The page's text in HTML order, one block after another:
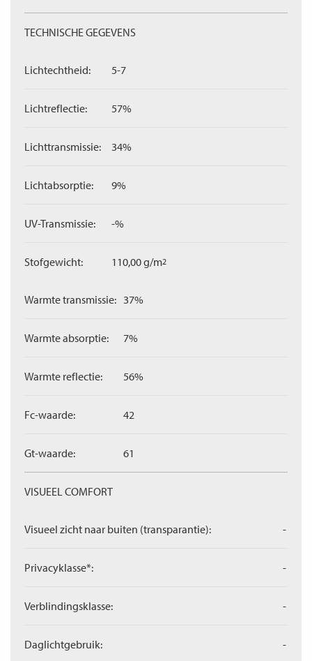
TECHNISCHE GEGEVENS
Lichtechtheid: 5-7
Lichtreflectie: 57%
Lichttransmissie: 34%
Lichtabsorptie: 9%
UV-Transmissie: -%
Stofgewicht: 110,00 g/m2
Warmte transmissie: 37%
Warmte absorptie: 7%
Warmte reflectie: 56%
Fc-waarde: 42
Gt-waarde: 61
VISUEEL COMFORT
Visueel zicht naar buiten (transparantie): -
Privacyklasse*: -
Verblindingsklasse: -
Daglichtgebruik: -